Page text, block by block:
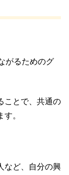
がるためのグ
ことで、共通の
。
など、自分の興